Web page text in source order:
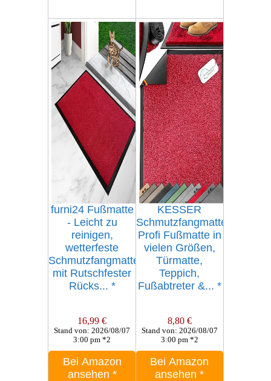
furni24 Fußmatte
- Leicht zu
reinigen,
wetterfeste
Schmutzfangmatte
mit Rutschfester
Rücks... *
16,99 €
Stand von: 2026/08/07
3:00 pm *2
Bei Amazon
ansehen *
KESSER
Schmutzfangmatte,
Profi Fußmatte in
vielen Größen,
Türmatte,
Teppich,
Fußabtreter &... *
8,80 €
Stand von: 2026/08/07
3:00 pm *2
Bei Amazon
ansehen*